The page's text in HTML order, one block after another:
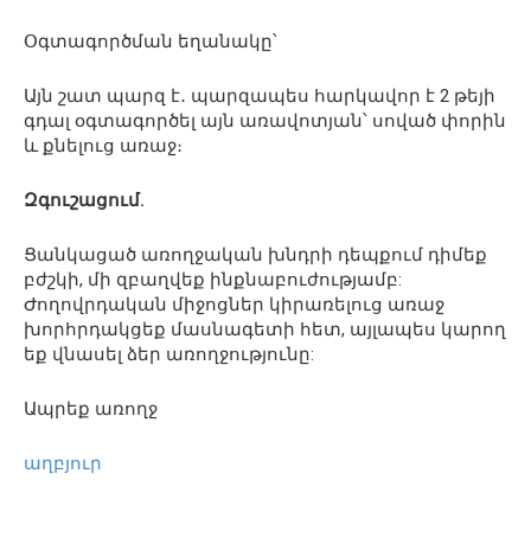
Օգտագործման եղանակը՝
Այն շատ պարզ է․ պարզապես հարկավոր է 2 թեյի
գդալ օգտագործել այն առավոտյան՝ սոված փորին
և քնելուց առաջ։
Զգուշացում.
Ցանկացած առողջական խնդրի դեպքում դիմեք
բժշկի, մի զբաղվեք ինքնաբուժությամբ:
Ժողովրդական միջոցներ կիրառելուց առաջ
խորհրդակցեք մասնագետի հետ, այլապես կարող
եք վնասել ձեր առողջությունը:
Ապրեք առողջ
աղբյուր